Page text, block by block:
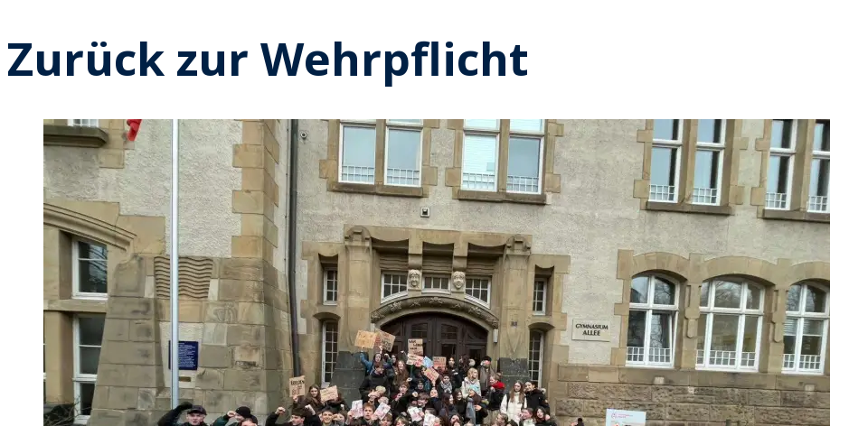
Zurück zur Wehrpflicht